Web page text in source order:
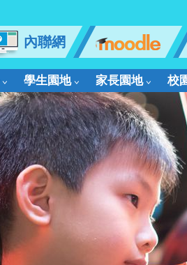
內聯網
學生園地 家長園地 校